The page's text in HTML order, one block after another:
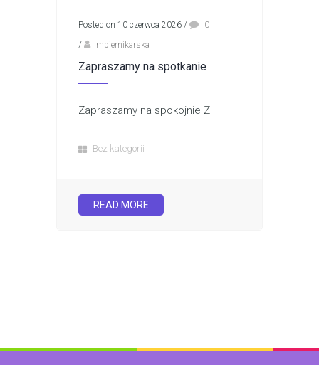
Posted on 10 czerwca 2026 /
0
/
mpiernikarska
Zapraszamy na spotkanie
Zapraszamy na spokojnie Z
Bez kategorii
READ MORE